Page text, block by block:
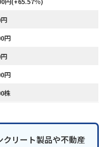
円
円
株
リート製品や不動産